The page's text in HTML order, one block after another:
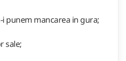
punem mancarea in gura;
sale;